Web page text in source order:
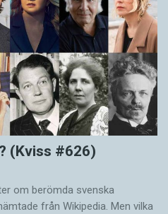
(Kviss #626)
om berömda svenska
från Wikipedia. Men vilka